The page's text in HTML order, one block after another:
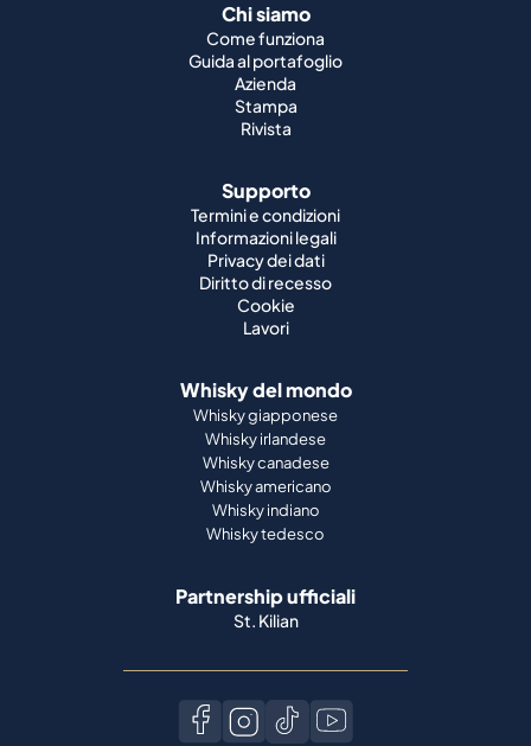
Chi siamo
Come funziona
Guida al portafoglio
Azienda
Stampa
Rivista
Supporto
Termini e condizioni
Informazioni legali
Privacy dei dati
Diritto di recesso
Cookie
Lavori
Whisky del mondo
Whisky giapponese
Whisky irlandese
Whisky canadese
Whisky americano
Whisky indiano
Whisky tedesco
Partnership ufficiali
St. Kilian